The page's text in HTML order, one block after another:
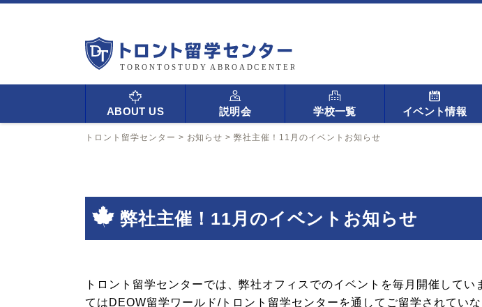
ABOUT US 説明会 学校一覧 イベント情報
トロント留学センター > お知らせ >弊社主催！11月のイベントお知らせ
弊社主催！11月のイベントお知らせ
トロント留学センターでは、弊社オフィスでのイベントを毎月開催して
てはDEOW留学ワールド/トロント留学センターを通してご留学されてい